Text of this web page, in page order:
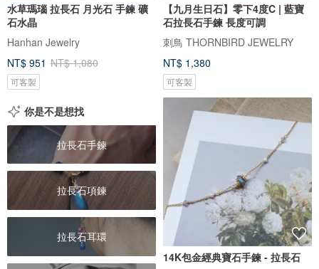
水草瑪瑙 拉長石 月光石 手鍊 礦
石水晶
Hanhan Jewelry
NT$ 951 NT$ 1,080
可客製
【九月生日石】零下4度C | 藍寶
石拉長石手鍊 長度可調
刺鳥 THORNBIRD JEWELRY
NT$ 1,380
可客製
你是不是想找
拉長石手鍊
拉長石項鍊
拉長石耳環
14K包金經典寶石手鍊 - 拉長石